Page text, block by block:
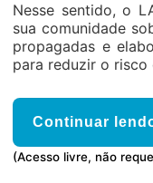
Nesse sentido, o
sua comunidade
propagadas e
para reduzir o
Continuar
(Acesso livre, não